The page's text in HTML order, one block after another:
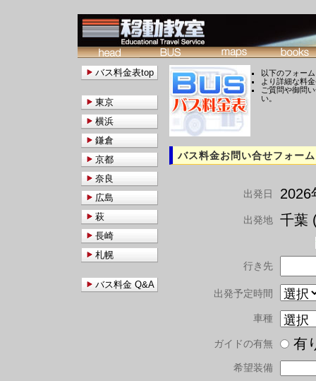
以下のフォー
より詳細な料
ご質問や御問
い。
バス料金お問い合せフォーム
出発日 2026
出発地 千葉
行き先
出発予定時間
車種
ガイドの有無
希望装備
バス料金表top
東京
横浜
鎌倉
京都
奈良
広島
萩
長崎
札幌
バス料金 Q&A